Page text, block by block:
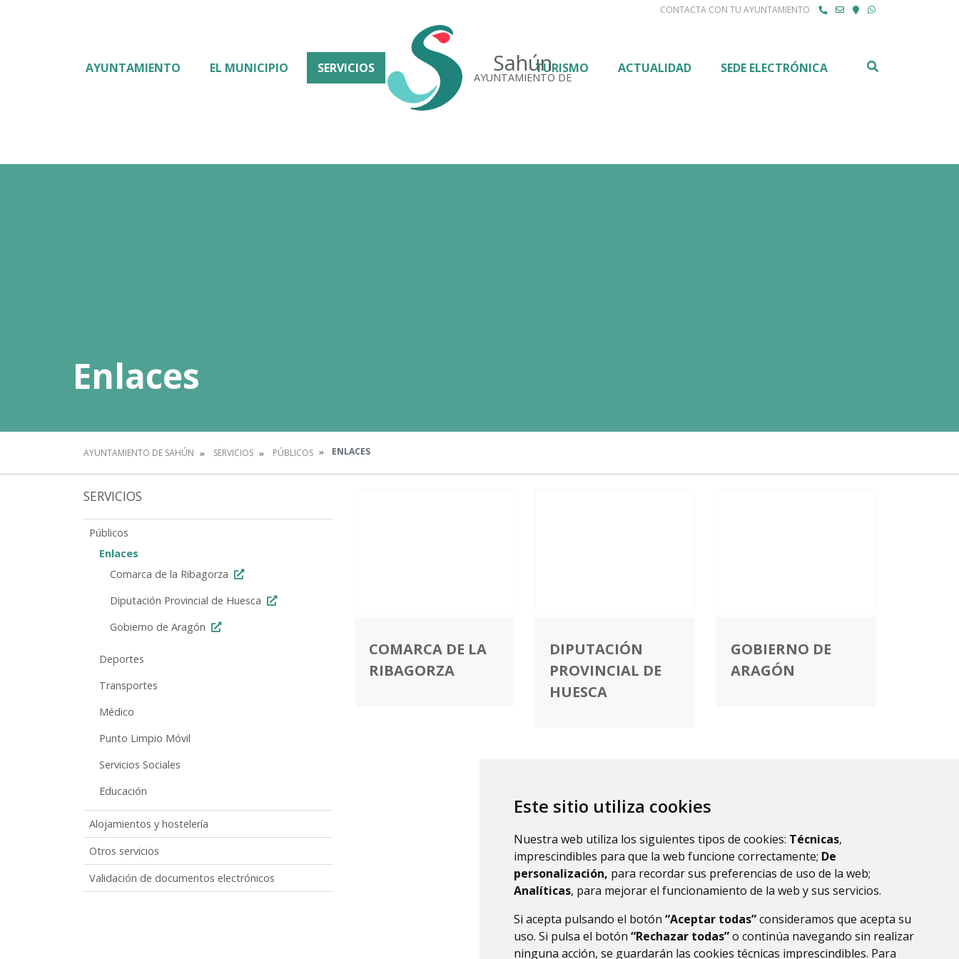
Este sitio utiliza cookies
Nuestra web utiliza los siguientes tipos de cookies: Técnicas,
imprescindibles para que la web funcione correctamente; De
personalización, para recordar sus preferencias de uso de la web;
Analíticas, para mejorar el funcionamiento de la web y sus servicios.
Si acepta pulsando el botón “Aceptar todas”consideramos que acepta su
uso. Si pulsa el botón “Rechazar todas”o continúa navegando sin realizar
ninguna acción, se guardarán las cookies técnicas imprescindibles. Para
CONTACTA CON TU AYUNTAMIENTO
Sahún
AYUNTAMIENTO DE
AYUNTAMIENTO EL MUNICIPIO SERVICIOS TURISMO ACTUALIDAD SEDE ELECTRÓNICA
Enlaces
AYUNTAMIENTO DE SAHÚN SERVICIOS PÚBLICOS ENLACES
SERVICIOS
Públicos
Enlaces
Comarca de la Ribagorza
Diputación Provincial de Huesca
Gobierno de Aragón
Deportes
Transportes
Médico
Punto Limpio Móvil
Servicios Sociales
Educación
Alojamientos y hostelería
Otros servicios
Validación de documentos electrónicos
COMARCA DE LA
RIBAGORZA
DIPUTACIÓN
PROVINCIAL DE
HUESCA
GOBIERNO DE
ARAGÓN